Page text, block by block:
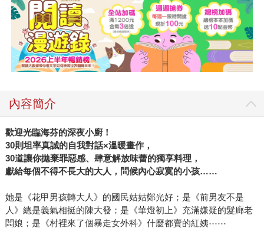
內容簡介
歡迎光臨海芬的深夜小廚！
30則坦率真誠的自我對話×溫暖畫作，
30道讓你拋棄罪惡感、肆意解放味蕾的獨享料理，
獻給每個不得不長大的大人，問候內心寂寞的小孩……
她是《花甲男孩轉大人》的國民姑姑鄭光好；是《前男友不是
人》總是義氣相挺的陳大發；是《華燈初上》充滿嫌疑的髮廊老
闆娘；是《村裡來了個暴走女外科》什麼都賣的紅姨⋯⋯